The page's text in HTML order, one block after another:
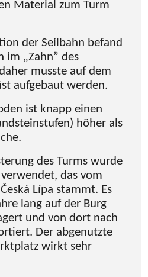
Material zum Turm
der Seilbahn befand
im „Zahn” des
musste auf dem
aufgebaut werden.
ist knapp einen
höher als
des Turms wurde
das vom
Lípa stammt. Es
lang auf der Burg
und von dort nach
Der abgenutzte
wirkt sehr